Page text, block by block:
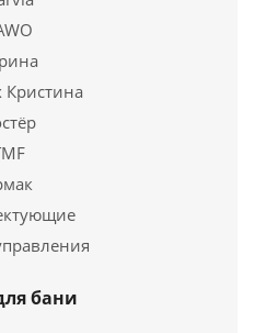
в 1 клик
Кристина
бани